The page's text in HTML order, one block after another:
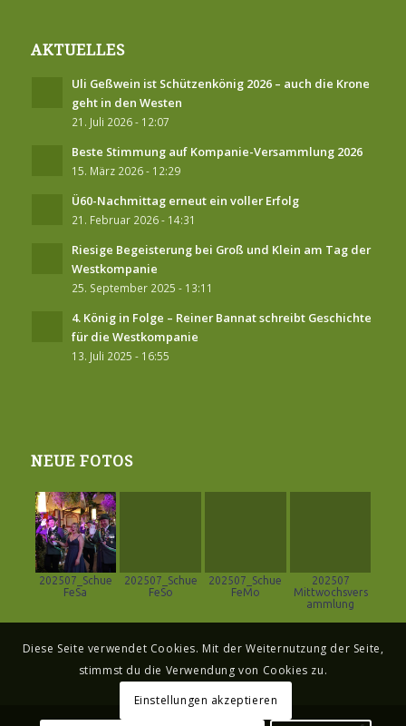
AKTUELLES
Uli Geßwein ist Schützenkönig 2026 – auch die Krone
geht in den Westen
21. Juli 2026 - 12:07
Beste Stimmung auf Kompanie-Versammlung 2026
15. März 2026 - 12:29
Ü60-Nachmittag erneut ein voller Erfolg
21. Februar 2026 - 14:31
Riesige Begeisterung bei Groß und Klein am Tag der
Westkompanie
25. September 2025 - 13:11
4. König in Folge – Reiner Bannat schreibt Geschichte
für die Westkompanie
13. Juli 2025 - 16:55
NEUE FOTOS
202507_Schue
FeSa
202507_Schue
FeSo
202507_Schue
FeMo
202507
Mittwochsvers
ammlung
Diese Seite verwendet Cookies. Mit der Weiternutzung der Seite,
stimmst du die Verwendung von Cookies zu.
Einstellungen akzeptieren